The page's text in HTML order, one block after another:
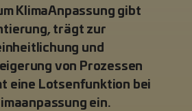
KlimaAnpassung gibt
trägt zur
und
von Prozessen
eine Lotsenfunktion bei
ein.